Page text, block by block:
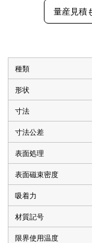
量産見積
種類
形状
寸法
寸法公差
表面処理
表面磁束密度
吸着力
材質記号
限界使用温度